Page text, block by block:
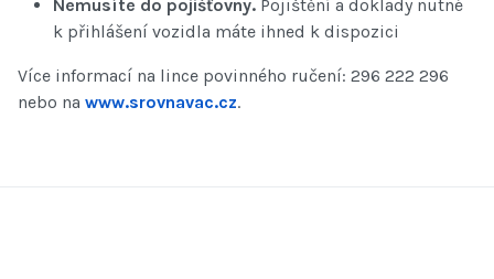
Nemusíte do pojišťovny. Pojištění a doklady nutné
k přihlášení vozidla máte ihned k dispozici
Více informací na lince povinného ručení: 296 222 296
nebo na www.srovnavac.cz.